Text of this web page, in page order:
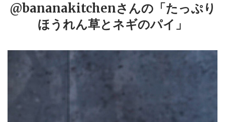
@bananakitchenさんの「たっぷり
ほうれん草とネギのパイ」